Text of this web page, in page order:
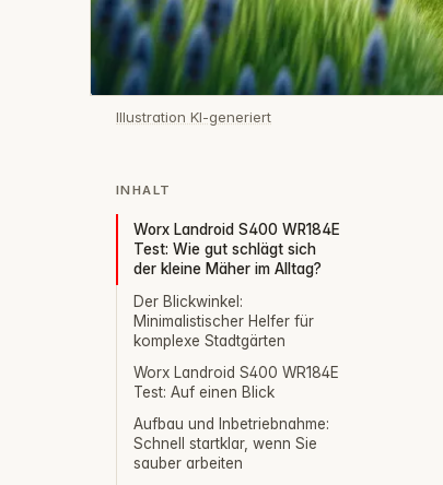
Illustration KI-generiert
INHALT
Worx Landroid S400 WR184E
Test: Wie gut schlägt sich
der kleine Mäher im Alltag?
Der Blickwinkel:
Minimalistischer Helfer für
komplexe Stadtgärten
Worx Landroid S400 WR184E
Test: Auf einen Blick
Aufbau und Inbetriebnahme:
Schnell startklar, wenn Sie
sauber arbeiten